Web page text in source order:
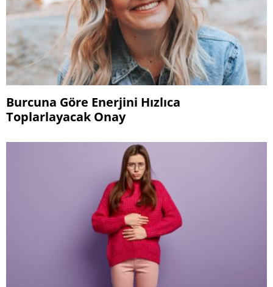
Burcuna Göre Enerjini Hızlıca
Toplarlayacak Onay